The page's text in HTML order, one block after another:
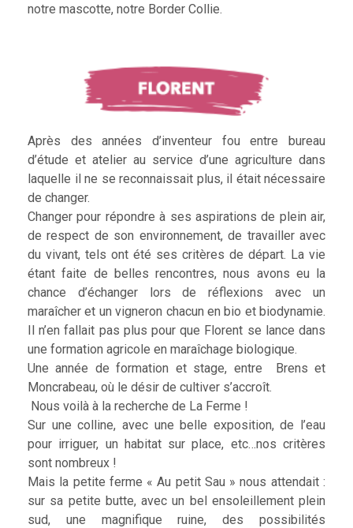
notre mascotte, notre Border Collie.
Après des années d’inventeur fou entre bureau
d’étude et atelier au service d’une agriculture dans
laquelle il ne se reconnaissait plus, il était nécessaire
de changer.
Changer pour répondre à ses aspirations de plein air,
de respect de son environnement, de travailler avec
du vivant, tels ont été ses critères de départ. La vie
étant faite de belles rencontres, nous avons eu la
chance d’échanger lors de réflexions avec un
maraîcher et un vigneron chacun en bio et biodynamie.
Il n’en fallait pas plus pour que Florent se lance dans
une formation agricole en maraîchage biologique.
Une année de formation et stage, entre Brens et
Moncrabeau, où le désir de cultiver s’accroît.
Nous voilà à la recherche de La Ferme !
Sur une colline, avec une belle exposition, de l’eau
pour irriguer, un habitat sur place, etc…nos critères
sont nombreux !
Mais la petite ferme « Au petit Sau » nous attendait :
sur sa petite butte, avec un bel ensoleillement plein
sud, une magnifique ruine, des possibilités